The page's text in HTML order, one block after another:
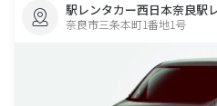
駅レンタカー西日本奈良駅
奈良市三条本町1番地1号